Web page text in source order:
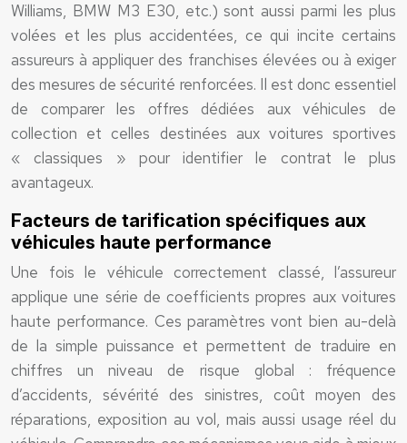
Williams, BMW M3 E30, etc.) sont aussi parmi les plus
volées et les plus accidentées, ce qui incite certains
assureurs à appliquer des franchises élevées ou à exiger
des mesures de sécurité renforcées. Il est donc essentiel
de comparer les offres dédiées aux véhicules de
collection et celles destinées aux voitures sportives
« classiques » pour identifier le contrat le plus
avantageux.
Facteurs de tarification spécifiques aux
véhicules haute performance
Une fois le véhicule correctement classé, l’assureur
applique une série de coefficients propres aux voitures
haute performance. Ces paramètres vont bien au-delà
de la simple puissance et permettent de traduire en
chiffres un niveau de risque global : fréquence
d’accidents, sévérité des sinistres, coût moyen des
réparations, exposition au vol, mais aussi usage réel du